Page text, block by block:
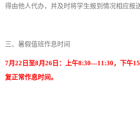
得由他人代办，并及时将学生报到情况相应报
三、暑假值班作息时间
7月22日至8月26日：上午8:30—11:30，下午
复正常作息时间。